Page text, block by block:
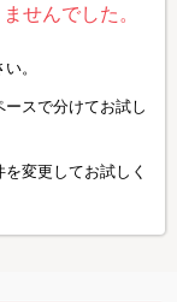
せんでした。
。
スで分けてお試し
変更してお試しく